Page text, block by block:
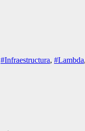
#Infraestructura, #Lambda,